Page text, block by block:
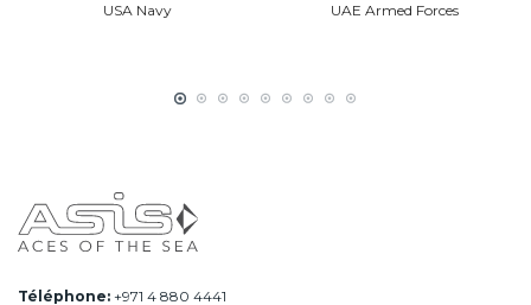
USA Navy UAE Armed Forces
Téléphone: +971 4 880 4441